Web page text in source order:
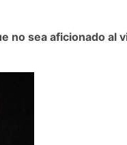
no sea aficionado